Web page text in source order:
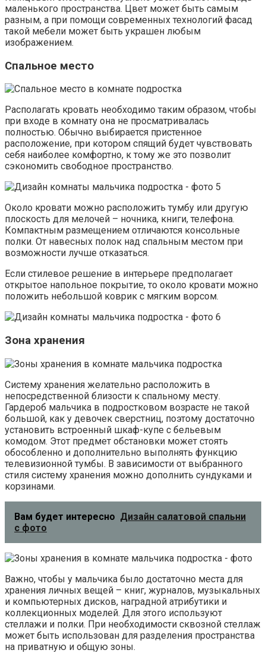
маленького пространства. Цвет может быть самым
разным, а при помощи современных технологий фасад
такой мебели может быть украшен любым
изображением.
Спальное место
Располагать кровать необходимо таким образом, чтобы
при входе в комнату она не просматривалась
полностью. Обычно выбирается пристенное
расположение, при котором спящий будет чувствовать
себя наиболее комфортно, к тому же это позволит
сэкономить свободное пространство.
Около кровати можно расположить тумбу или другую
плоскость для мелочей – ночника, книги, телефона.
Компактным размещением отличаются консольные
полки. От навесных полок над спальным местом при
возможности лучше отказаться.
Если стилевое решение в интерьере предполагает
открытое напольное покрытие, то около кровати можно
положить небольшой коврик с мягким ворсом.
Зона хранения
Систему хранения желательно расположить в
непосредственной близости к спальному месту.
Гардероб мальчика в подростковом возрасте не такой
большой, как у девочек сверстниц, поэтому достаточно
установить встроенный шкаф-купе с бельевым
комодом. Этот предмет обстановки может стоять
обособленно и дополнительно выполнять функцию
телевизионной тумбы. В зависимости от выбранного
стиля систему хранения можно дополнить сундуками и
корзинами.
Вам будет интересно Дизайн салатовой спальни
с фото
Важно, чтобы у мальчика было достаточно места для
хранения личных вещей – книг, журналов, музыкальных
и компьютерных дисков, наградной атрибутики и
коллекционных моделей. Для этого используют
стеллажи и полки. При необходимости сквозной стеллаж
может быть использован для разделения пространства
на приватную и общую зоны.